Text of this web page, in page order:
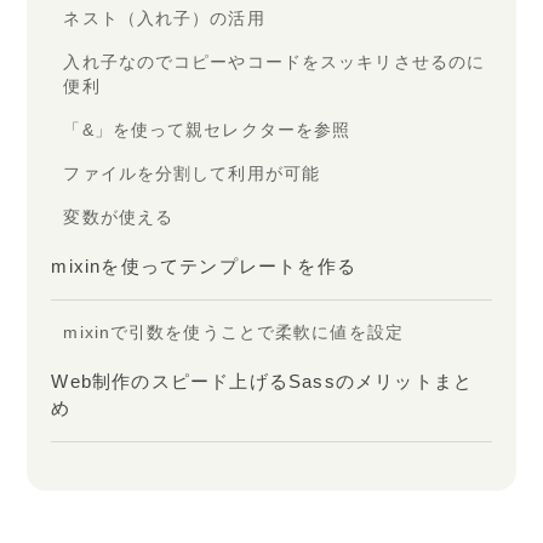
ネスト（入れ子）の活用
入れ子なのでコピーやコードをスッキリさせるのに
便利
「&」を使って親セレクターを参照
ファイルを分割して利用が可能
変数が使える
mixinを使ってテンプレートを作る
mixinで引数を使うことで柔軟に値を設定
Web制作のスピード上げるSassのメリットまと
め